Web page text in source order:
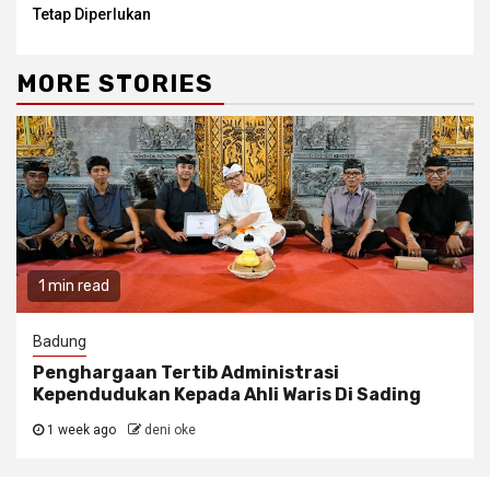
Tetap Diperlukan
MORE STORIES
1 min read
Badung
Penghargaan Tertib Administrasi
Kependudukan Kepada Ahli Waris Di Sading
1 week ago deni oke